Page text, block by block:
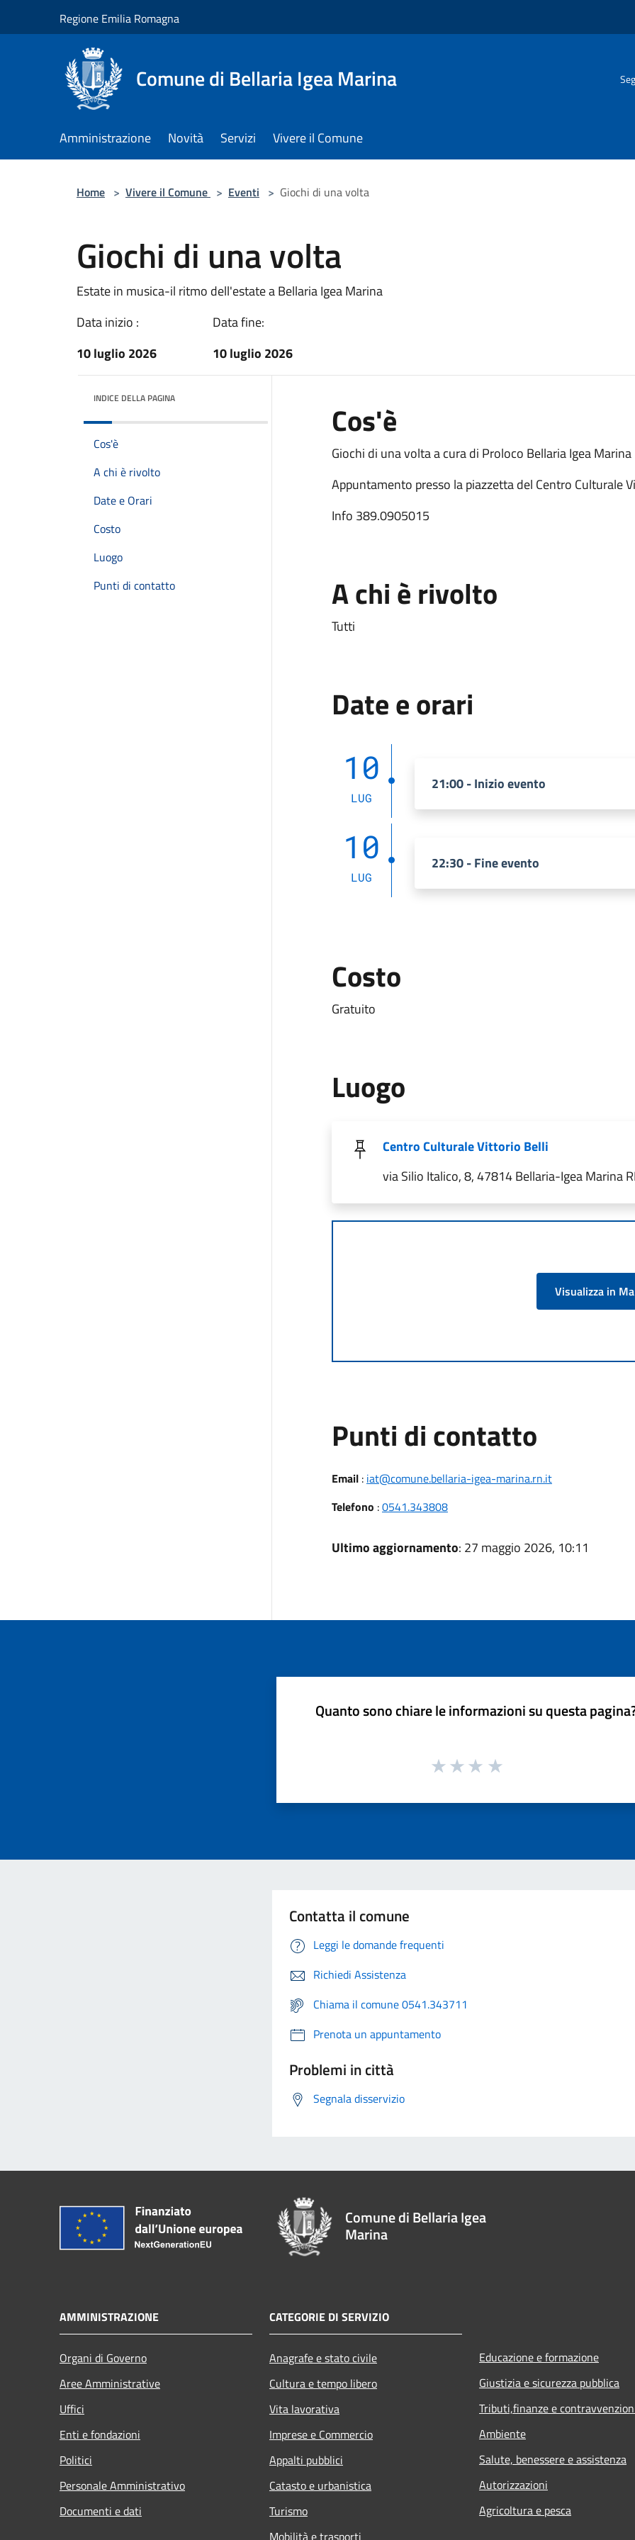
Regione Emilia Romagna
Comune di Bellaria Igea Marina
Amministrazione Novità Servizi Vivere il Comune
Home > Vivere il Comune > Eventi > Giochi di una volta
Giochi di una volta
Estate in musica-il ritmo dell'estate a Bellaria Igea Marina
Data inizio :
10 luglio 2026
Data fine:
10 luglio 2026
INDICE DELLA PAGINA
Cos'è
A chi è rivolto
Date e Orari
Costo
Luogo
Punti di contatto
Cos'è
Giochi di una volta a cura di Proloco Bellaria Igea
Appuntamento presso la piazzetta del Centro Culturale
Info 389.0905015
A chi è rivolto
Tutti
Date e orari
10
LUG
21:00 - Inizio evento
10
LUG
22:30 - Fine evento
Costo
Gratuito
Luogo
Centro Culturale Vittorio Belli
via Silio Italico, 8, 47814 Bellaria-Igea Marina
Visualizza in
Punti di contatto
Email: iat@comune.bellaria-igea-marina.rn.it
Telefono :0541.343808
Ultimo aggiornamento: 27 maggio 2026, 10:11
Quanto sono chiare le informazioni su questa
Contatta il comune
Leggi le domande frequenti
Richiedi Assistenza
Chiama il comune 0541.343711
Prenota un appuntamento
Problemi in città
Segnala disservizio
Comune di Bellaria Igea
Marina
AMMINISTRAZIONE
Organi di Governo
Aree Amministrative
Uffici
Enti e fondazioni
Politici
Personale Amministrativo
Documenti e dati
CATEGORIE DI SERVIZIO
Anagrafe e stato civile
Cultura e tempo libero
Vita lavorativa
Imprese e Commercio
Appalti pubblici
Catasto e urbanistica
Turismo
Educazione e formazione
Giustizia e sicurezza pubblica
Tributi,finanze e
Ambiente
Salute, benessere e assistenza
Autorizzazioni
Agricoltura e pesca